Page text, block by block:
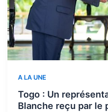
A LA UNE
Togo : Un
Blanche reçu par le